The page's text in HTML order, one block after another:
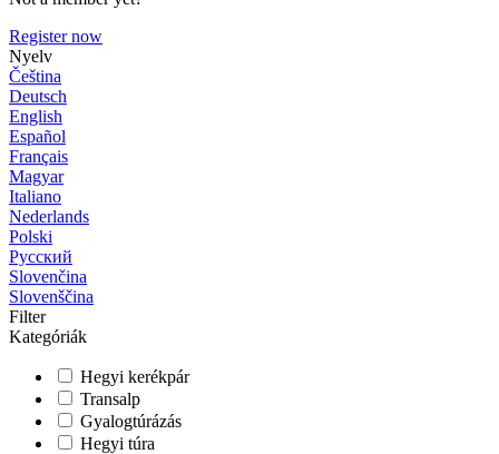
Register now
Nyelv
Čeština
Deutsch
English
Español
Français
Magyar
Italiano
Nederlands
Polski
Русский
Slovenčina
Slovenščina
Filter
Kategóriák
Hegyi kerékpár
Transalp
Gyalogtúrázás
Hegyi túra